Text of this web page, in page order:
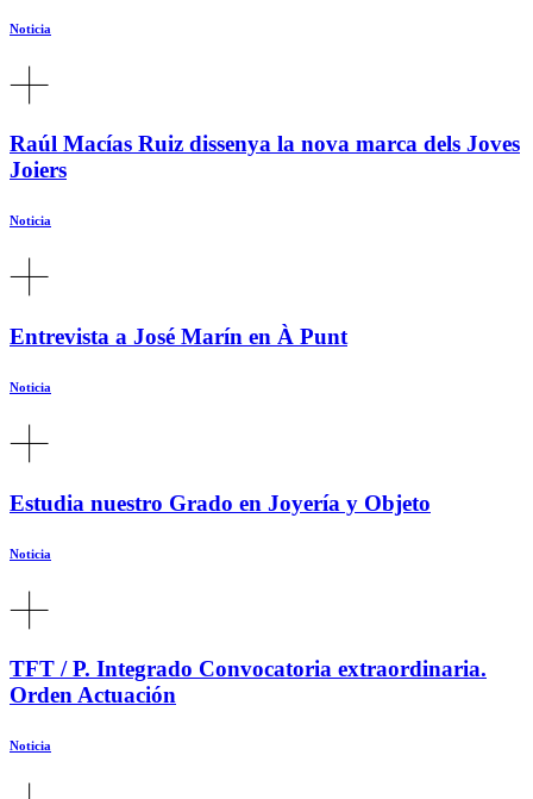
Noticia
Raúl Macías Ruiz dissenya la nova marca dels Joves
Joiers
Noticia
Entrevista a José Marín en À Punt
Noticia
Estudia nuestro Grado en Joyería y Objeto
Noticia
TFT / P. Integrado Convocatoria extraordinaria.
Orden Actuación
Noticia